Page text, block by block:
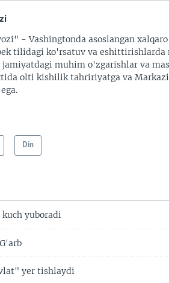
- Vashingtonda asoslangan
tilidagi ko'rsatuv va eshittirishlarda
jamiyatdagi muhim o'zgarishlar va
olti kishilik tahririyatga va
Din
kuch yuboradi
yer tishlaydi